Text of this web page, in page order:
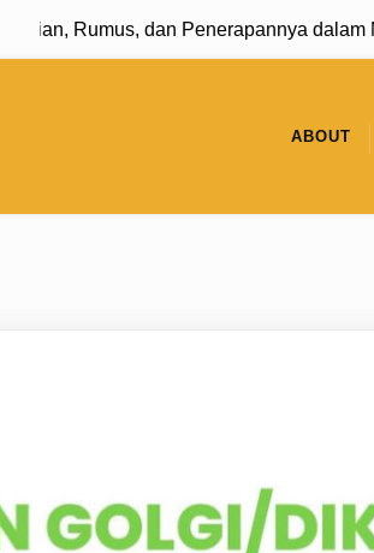
dan Penerapannya dalam
ABOUT